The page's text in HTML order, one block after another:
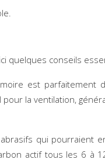
quelques conseils
est
la ventilation,
qui pourraient
actif tous les 6 à